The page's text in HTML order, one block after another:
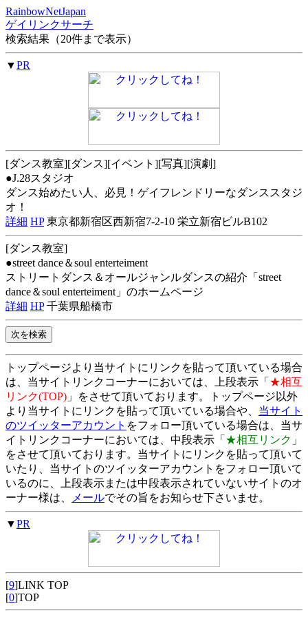
RainbowNetJapan
ゲイリンクサーチ
検索結果（20件まで表示）
▼PR
[ダンス教室][ダンス][イベント][写真][演劇]
●J.28スタジオ
ダンス始めたい人、必見！ゲイフレンドリーなダンススタジ
オ！
詳細 HP東京都新宿区西新宿7-2-10 栄立新宿ビルB102
[ダンス教室]
●street dance＆soul enterteiment
ストリートダンス＆オールジャンルダンスの紹介「street
dance＆soul enterteiment」のホームページ
詳細 HP千葉県船橋市
トップページより当サイトにリンクを貼って頂いている場合
は、当サイトリンクコーナーにおいては、上段表示「 ★相互
リンク(TOP) 」をさせて頂いております。トップページ以外
より当サイトにリンクを貼って頂いている場合や、 当サイト
のツイッターアカウント をフォロー頂いている場合は、当サ
イトリンクコーナーにおいては、中段表示「 ★相互リンク 」
をさせて頂いております。当サイトにリンクを貼って頂いて
いたり、当サイトのツイッターアカウントをフォロー頂いて
いるのに、上段表示または中段表示されていないサイトのオ
ーナー様は、
メールでその旨をお知らせ下さいませ。
▼PR
[9]LINK TOP
[0]TOP